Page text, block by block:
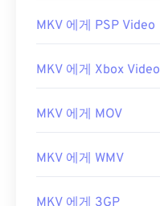
MKV 에게 PSP Video
MKV 에게 Xbox Video
MKV 에게 MOV
MKV 에게 WMV